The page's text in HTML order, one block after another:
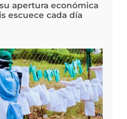
apertura económica
escuece cada día